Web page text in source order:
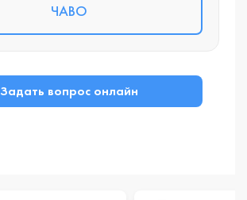
ЧАВО
Задать вопрос онлайн